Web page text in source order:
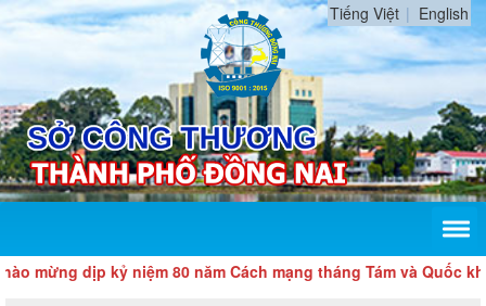
Tiếng Việt English
dịp kỷ niệm 80 năm Cách mạng tháng Tám và Quốc khánh 2/9